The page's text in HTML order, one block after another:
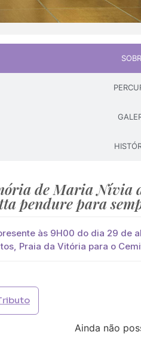
de Maria Nívia
pendure para
às 9H00 do dia 29 de
Praia da Vitória para o
Ainda não
Pague já com PayPal
paga de imediato com Paypal
Palma Cruz Coração
Média (€100)